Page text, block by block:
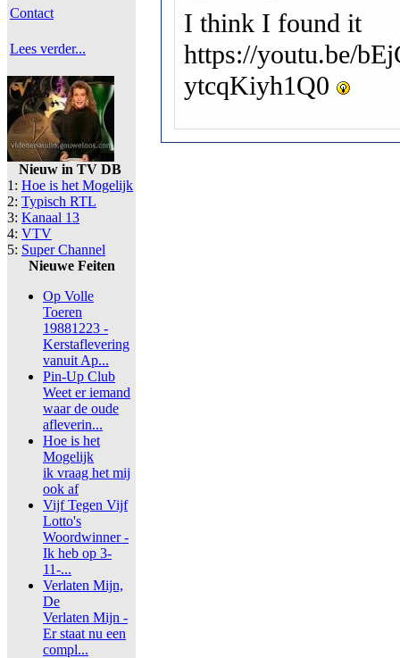
Contact
Lees verder...
Nieuw in TV DB
1: Hoe is het Mogelijk
2: Typisch RTL
3: Kanaal 13
4: VTV
5: Super Channel
Nieuwe Feiten
Op Volle
Toeren
19881223 -
Kerstaflevering
vanuit Ap...
Pin-Up Club
Weet er iemand
waar de oude
afleverin...
Hoe is het
Mogelijk
ik vraag het mij
ook af
Vijf Tegen Vijf
Lotto's
Woordwinner -
Ik heb op 3-
11-...
Verlaten Mijn,
De
Verlaten Mijn -
Er staat nu een
compl...
I think I found it
https://youtu.be/
ytcqKiyh1Q0